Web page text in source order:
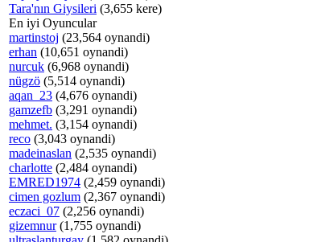
Tara'nın Giysileri (3,655 kere)
En iyi Oyuncular
martinstoj (23,564 oynandi)
erhan (10,651 oynandi)
nurcuk (6,968 oynandi)
nügzö (5,514 oynandi)
aqan_23 (4,676 oynandi)
gamzefb (3,291 oynandi)
mehmet. (3,154 oynandi)
reco (3,043 oynandi)
madeinaslan (2,535 oynandi)
charlotte (2,484 oynandi)
EMRED1974 (2,459 oynandi)
cimen gozlum (2,367 oynandi)
eczaci_07 (2,256 oynandi)
gizemnur(1,755 oynandi)